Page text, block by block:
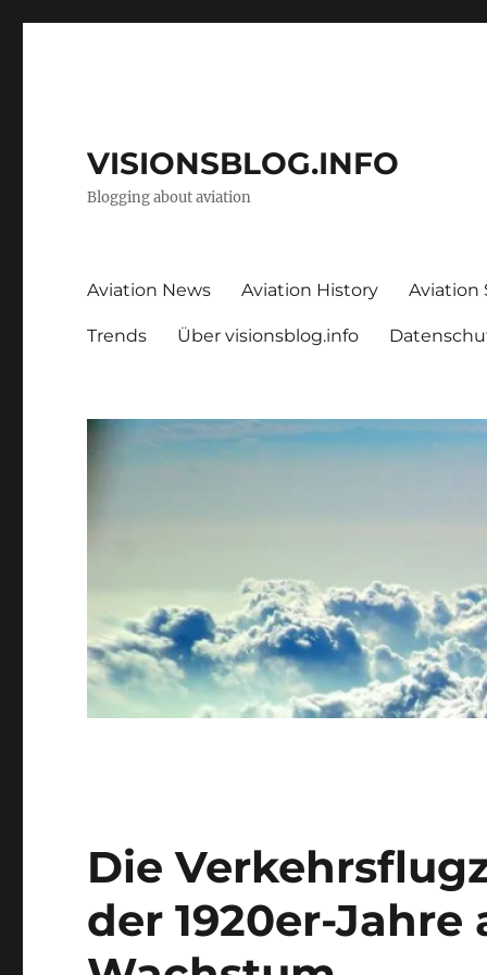
VISIONSBLOG.INFO
Blogging about aviation
Aviation News Aviation History Aviation
Trends Über visionsblog.info
Die
der 1920er-Jahre